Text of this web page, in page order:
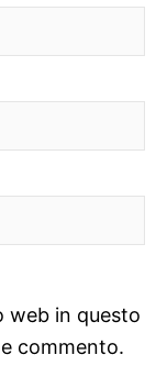
web in questo
commento.